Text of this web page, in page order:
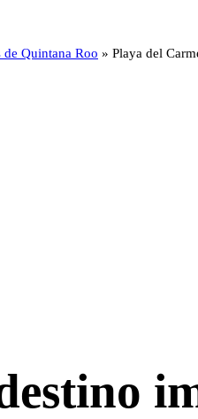
Quintana Roo » Playa del